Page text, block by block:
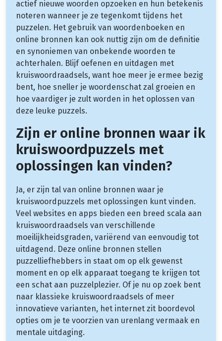
actief nieuwe woorden opzoeken en hun betekenis
noteren wanneer je ze tegenkomt tijdens het
puzzelen. Het gebruik van woordenboeken en
online bronnen kan ook nuttig zijn om de definitie
en synoniemen van onbekende woorden te
achterhalen. Blijf oefenen en uitdagen met
kruiswoordraadsels, want hoe meer je ermee bezig
bent, hoe sneller je woordenschat zal groeien en
hoe vaardiger je zult worden in het oplossen van
deze leuke puzzels.
Zijn er online bronnen waar ik
kruiswoordpuzzels met
oplossingen kan vinden?
Ja, er zijn tal van online bronnen waar je
kruiswoordpuzzels met oplossingen kunt vinden.
Veel websites en apps bieden een breed scala aan
kruiswoordraadsels van verschillende
moeilijkheidsgraden, variërend van eenvoudig tot
uitdagend. Deze online bronnen stellen
puzzelliefhebbers in staat om op elk gewenst
moment en op elk apparaat toegang te krijgen tot
een schat aan puzzelplezier. Of je nu op zoek bent
naar klassieke kruiswoordraadsels of meer
innovatieve varianten, het internet zit boordevol
opties om je te voorzien van urenlang vermaak en
mentale uitdaging.